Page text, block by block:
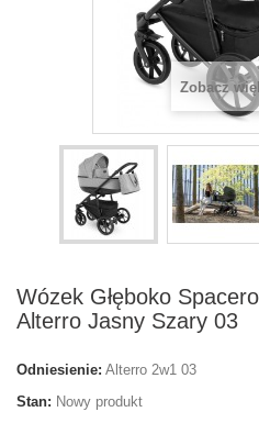
Zobacz
Wózek Głęboko
Alterro Jasny Szary 03
Odniesienie: Alterro 2w1 03
Stan: Nowy produkt